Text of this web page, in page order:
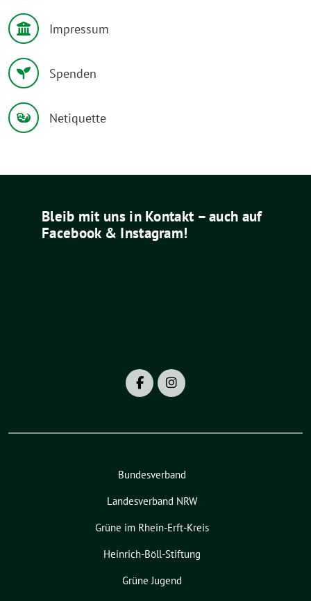
Impressum
Spenden
Netiquette
Bleib mit uns in Kontakt – auch auf
Facebook & Instagram!
Bundesverband
Landesverband NRW
Grüne im Rhein-Erft-Kreis
Heinrich-Böll-Stiftung
Grüne Jugend